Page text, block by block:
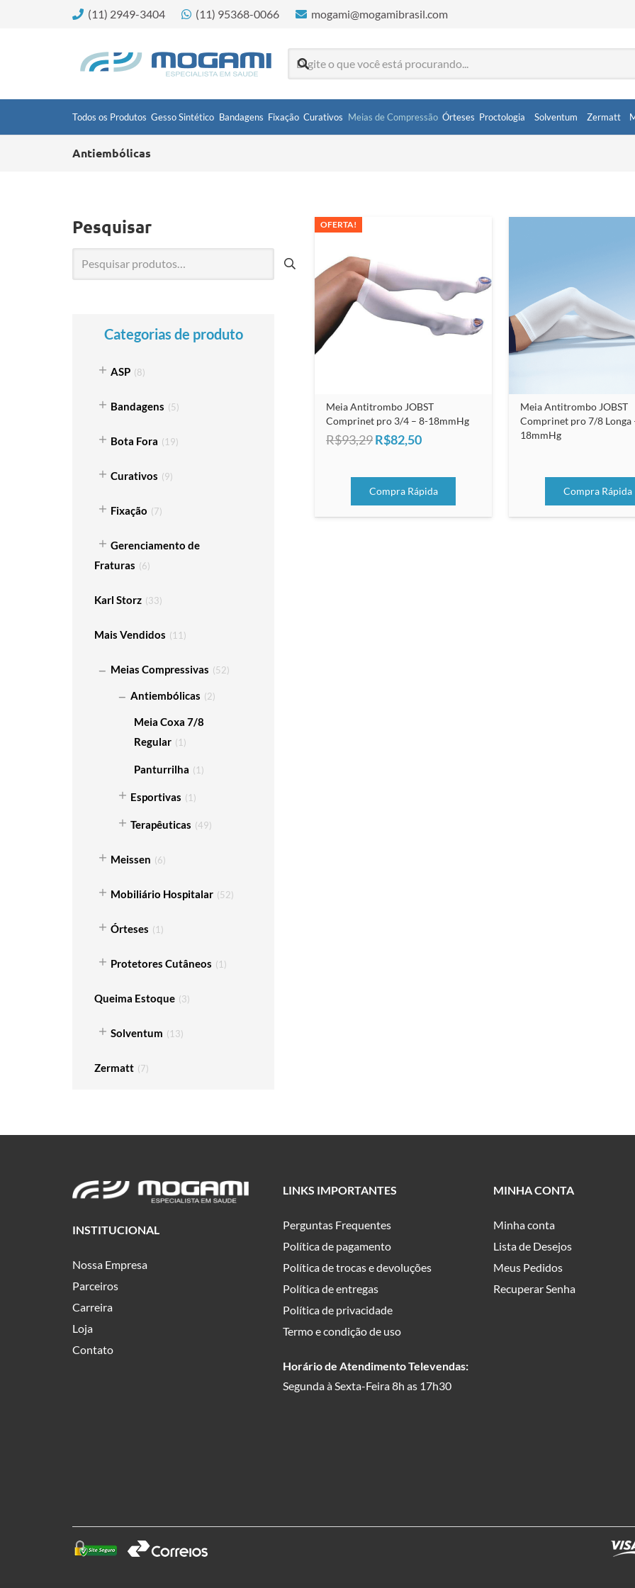
(11) 2949-3404 (11) 95368-0066 mogami@mogamibrasil.com
Todos os Produtos Gesso Sintético Bandagens Fixação Curativos Meias de Compressão Órteses Proctologia Solventum Zermatt
Antiembólicas
OFERTA!
Meia Antitrombo JOBST
Comprinet pro 3/4 – 8-18mmHg
R$93,29O
era:
R$93,29.
R$82,50O
é:
R$82,50.
Compra Rápida
Meia Antitrombo JOBST
Comprinet pro 7/8 Longa
18mmHg
Compra Rápida
Pesquisar
Pesquisar
por:
Categorias de produto
ASP (8)
Bandagens (5)
Bota Fora (19)
Curativos (9)
Fixação (7)
Gerenciamento de
Fraturas (6)
Karl Storz (33)
Mais Vendidos (11 )
Meias Compressivas (52)
Antiembólicas (2)
Meia Coxa 7/8
Regular (1 )
Panturrilha (1 )
Esportivas (1 )
Terapêuticas (49)
Meissen (6)
Mobiliário Hospitalar (52)
Órteses (1 )
Protetores Cutâneos (1 )
Queima Estoque (3)
Solventum (13)
Zermatt (7)
INSTITUCIONAL
Nossa Empresa
Parceiros
Carreira
Loja
Contato
LINKS IMPORTANTES
Perguntas Frequentes
Política de pagamento
Política de trocas e devoluções
Política de entregas
Política de privacidade
Termo e condição de uso
MINHA CONTA
Minha conta
Lista de Desejos
Meus Pedidos
Recuperar Senha
Horário de Atendimento Televendas:
Segunda à Sexta-Feira 8h as 17h30